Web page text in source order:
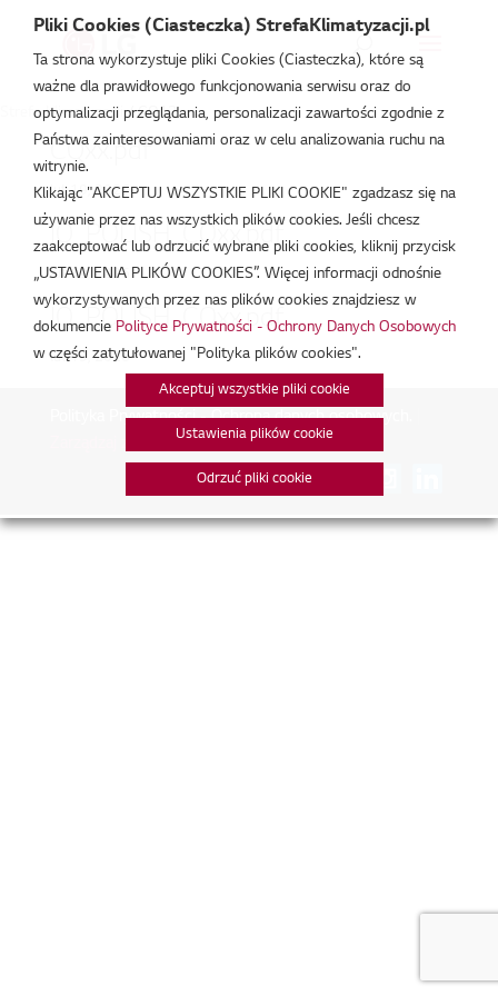
Strefa Klimatyzacji /CQ12
CQxx.pdf
lut 19, 2026
IO_POLISH_CQxx.pdf
lut 19, 2026
IO_POLISH_CQxx.pdf
lut 19, 2026
Polityka Prywatności - Ochrona danych osobowych.
Zarządzaj zgodami na pliki cookie
Połącz:
Pliki Cookies (Ciasteczka) StrefaKlimatyzacji.pl
Ta strona wykorzystuje pliki Cookies (Ciasteczka), które są
ważne dla prawidłowego funkcjonowania serwisu oraz do
optymalizacji przeglądania, personalizacji zawartości zgodnie z
Państwa zainteresowaniami oraz w celu analizowania ruchu na
witrynie.
Klikając "AKCEPTUJ WSZYSTKIE PLIKI COOKIE" zgadzasz się na
używanie przez nas wszystkich plików cookies. Jeśli chcesz
zaakceptować lub odrzucić wybrane pliki cookies, kliknij przycisk
„USTAWIENIA PLIKÓW COOKIES”. Więcej informacji odnośnie
wykorzystywanych przez nas plików cookies znajdziesz w
dokumencie Polityce Prywatności - Ochrony Danych Osobowych
w części zatytułowanej "Polityka plików cookies".
Akceptuj wszystkie pliki cookie
Ustawienia plików cookie
Odrzuć pliki cookie